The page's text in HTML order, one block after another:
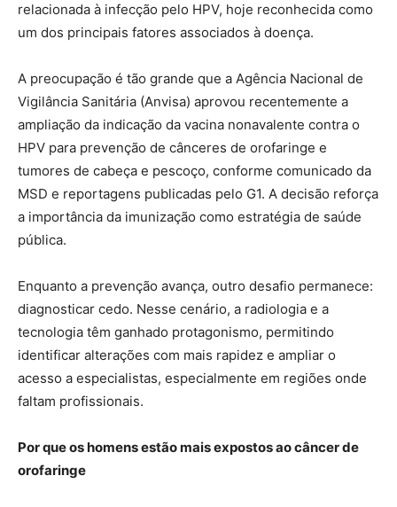
relacionada à infecção pelo HPV, hoje reconhecida como
um dos principais fatores associados à doença.
A preocupação é tão grande que a Agência Nacional de
Vigilância Sanitária (Anvisa) aprovou recentemente a
ampliação da indicação da vacina nonavalente contra o
HPV para prevenção de cânceres de orofaringe e
tumores de cabeça e pescoço, conforme comunicado da
MSD e reportagens publicadas pelo G1. A decisão reforça
a importância da imunização como estratégia de saúde
pública.
Enquanto a prevenção avança, outro desafio permanece:
diagnosticar cedo. Nesse cenário, a radiologia e a
tecnologia têm ganhado protagonismo, permitindo
identificar alterações com mais rapidez e ampliar o
acesso a especialistas, especialmente em regiões onde
faltam profissionais.
Por que os homens estão mais expostos ao câncer de
orofaringe